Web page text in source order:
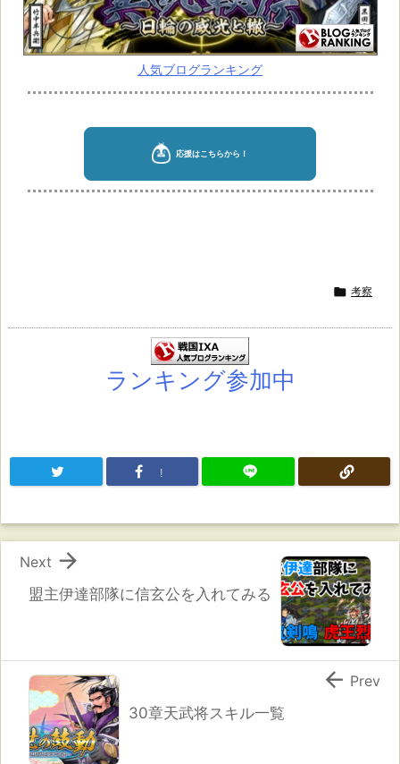
人気ブログランキング
 考察
ランキング参加中
!
盟主伊達部隊に信玄公を入れてみる

Next
30章天武将スキル一覧
 Prev